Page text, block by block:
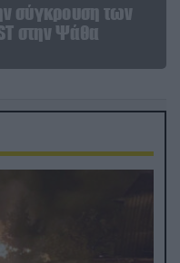
σύγκρουση των
στην Ψάθα